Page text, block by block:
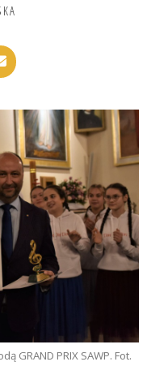
GRAND PRIX SAWP. Fot.